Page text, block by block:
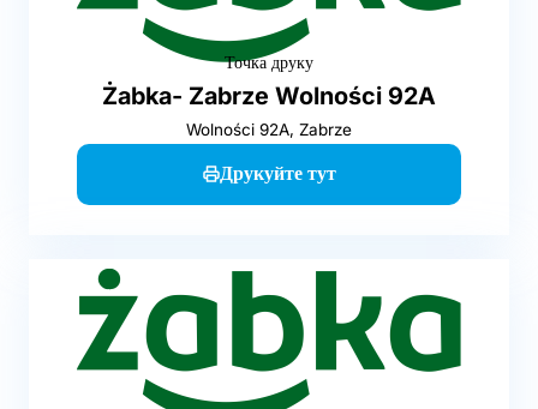
Точка друку
Żabka- Zabrze Wolności 92A
Wolności 92A, Zabrze
Друкуйте тут